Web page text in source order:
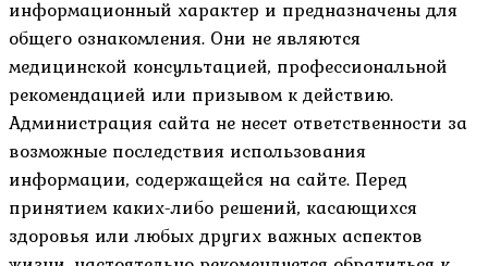
информационный характер и предназначены для
общего ознакомления. Они не являются
медицинской консультацией, профессиональной
рекомендацией или призывом к действию.
Администрация сайта не несет ответственности за
возможные последствия использования
информации, содержащейся на сайте. Перед
принятием каких-либо решений, касающихся
здоровья или любых других важных аспектов